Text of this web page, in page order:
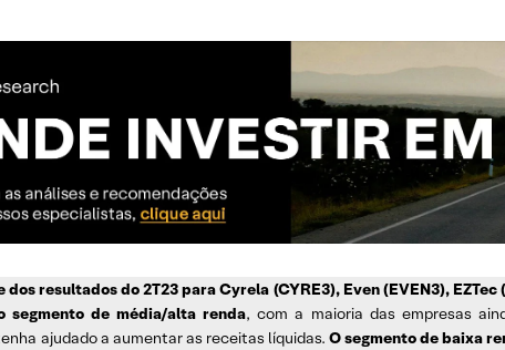
resultados do 2T23 para Cyrela (CYRE3), Even (EVEN3),
segmento de média/alta renda, com a maioria das empresas
ajudado a aumentar as receitas líquidas.O segmento de baixa